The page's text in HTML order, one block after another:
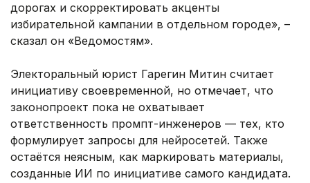
дорогах и скорректировать акценты
избирательной кампании в отдельном городе», –
сказал он «Ведомостям».
Электоральный юрист Гарегин Митин считает
инициативу своевременной, но отмечает, что
законопроект пока не охватывает
ответственность промпт-инженеров — тех, кто
формулирует запросы для нейросетей. Также
остаётся неясным, как маркировать материалы,
созданные ИИ по инициативе самого кандидата.